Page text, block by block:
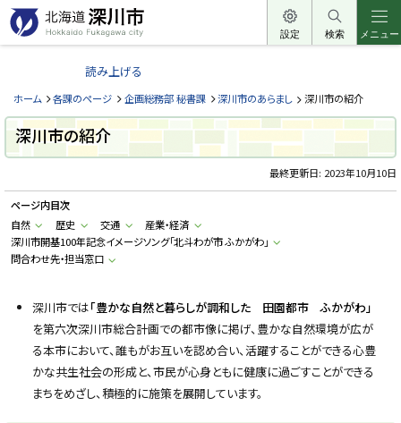
本
文
へ
ュ
へ
北
道
深
川
市
k
a
d
o
設定 検索 メニュー
読み上げる
ホーム 各課のページ 企画総務部 秘書課 深川市のあらまし 深川市の紹介
深川市の紹介
最終更新日: 2023年10月10日
ページ内目次
自然
歴史 交通
産業・経済
深川市開基100年記念イメージソング「北斗わが市 ふかがわ」
問合わせ先・担当窓口
深川市では「豊かな自然と暮らしが調和した 田園都市 ふかがわ」
を第六次深川市総合計画での都市像に掲げ、豊かな自然環境が広が
る本市において、誰もがお互いを認め合い、活躍することができる心豊
かな共生社会の形成と、市民が心身ともに健康に過ごすことができる
まちをめざし、積極的に施策を展開しています。